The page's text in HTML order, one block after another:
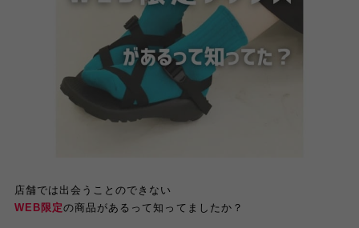
店舗では出会うことのできない
WEB限定の商品があるって知ってましたか？